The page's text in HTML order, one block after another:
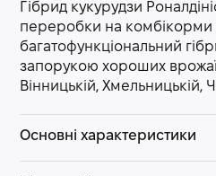
Гібрид кукурудзи
переробки на комбікорми
багатофункціональний
запорукою хороших
Вінницькій, Хмельницькій,
Основні характеристики